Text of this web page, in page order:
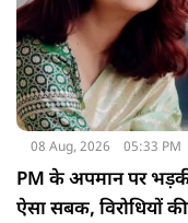
08 Aug, 2026 05:33 PM
PM के अपमान पर भड़कींं
ऐसा सबक, विरोधियों